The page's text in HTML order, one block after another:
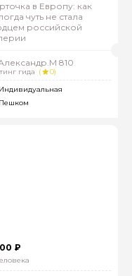
в Европу: как
чуть не стала
российской
810
гида (
0)
Индивидуальная
Пешком
₽